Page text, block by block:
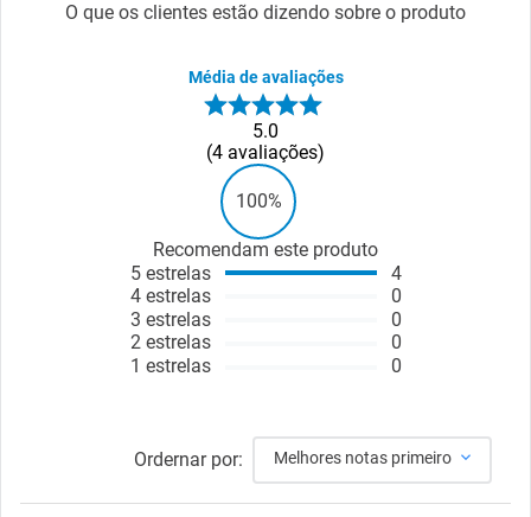
O que os clientes estão dizendo sobre o produto
Média de avaliações
5.0
4 avaliações
100%
Recomendam este produto
5 estrelas
4 estrelas
3 estrelas
2 estrelas
1 estrelas
4
0
0
0
0
Ordernar por: Melhores notas primeiro